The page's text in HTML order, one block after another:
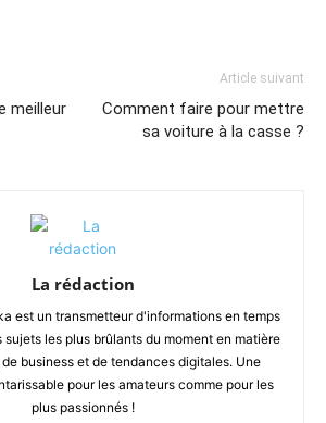
meilleur
Article suivant
Comment faire pour mettre
sa voiture à la casse ?
La rédaction
est un transmetteur d'informations en temps
les plus brûlants du moment en matière
business et de tendances digitales. Une
pour les amateurs comme pour les
plus passionnés !